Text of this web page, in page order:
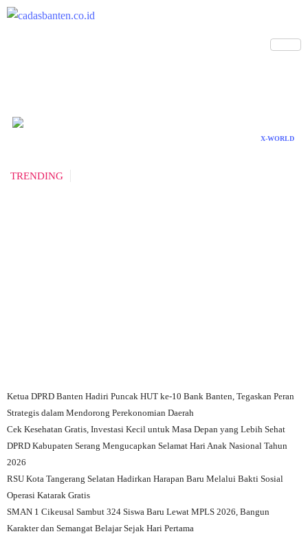
X-WORLD
TRENDING
Ketua DPRD Banten Hadiri Puncak HUT ke-10 Bank Banten, Tegaskan Peran
Strategis dalam Mendorong Perekonomian Daerah
Cek Kesehatan Gratis, Investasi Kecil untuk Masa Depan yang Lebih Sehat
DPRD Kabupaten Serang Mengucapkan Selamat Hari Anak Nasional Tahun
2026
RSU Kota Tangerang Selatan Hadirkan Harapan Baru Melalui Bakti Sosial
Operasi Katarak Gratis
SMAN 1 Cikeusal Sambut 324 Siswa Baru Lewat MPLS 2026, Bangun
Karakter dan Semangat Belajar Sejak Hari Pertama